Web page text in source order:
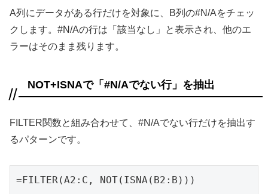
A列にデータがある行だけを対象に、B列の#N/Aをチェッ
クします。#N/Aの行は「該当なし」と表示され、他のエ
ラーはそのまま残ります。
NOT+ISNAで「#N/Aでない行」を抽出
FILTER関数と組み合わせて、#N/Aでない行だけを抽出す
るパターンです。
=FILTER(A2:C, NOT(ISNA(B2:B)))